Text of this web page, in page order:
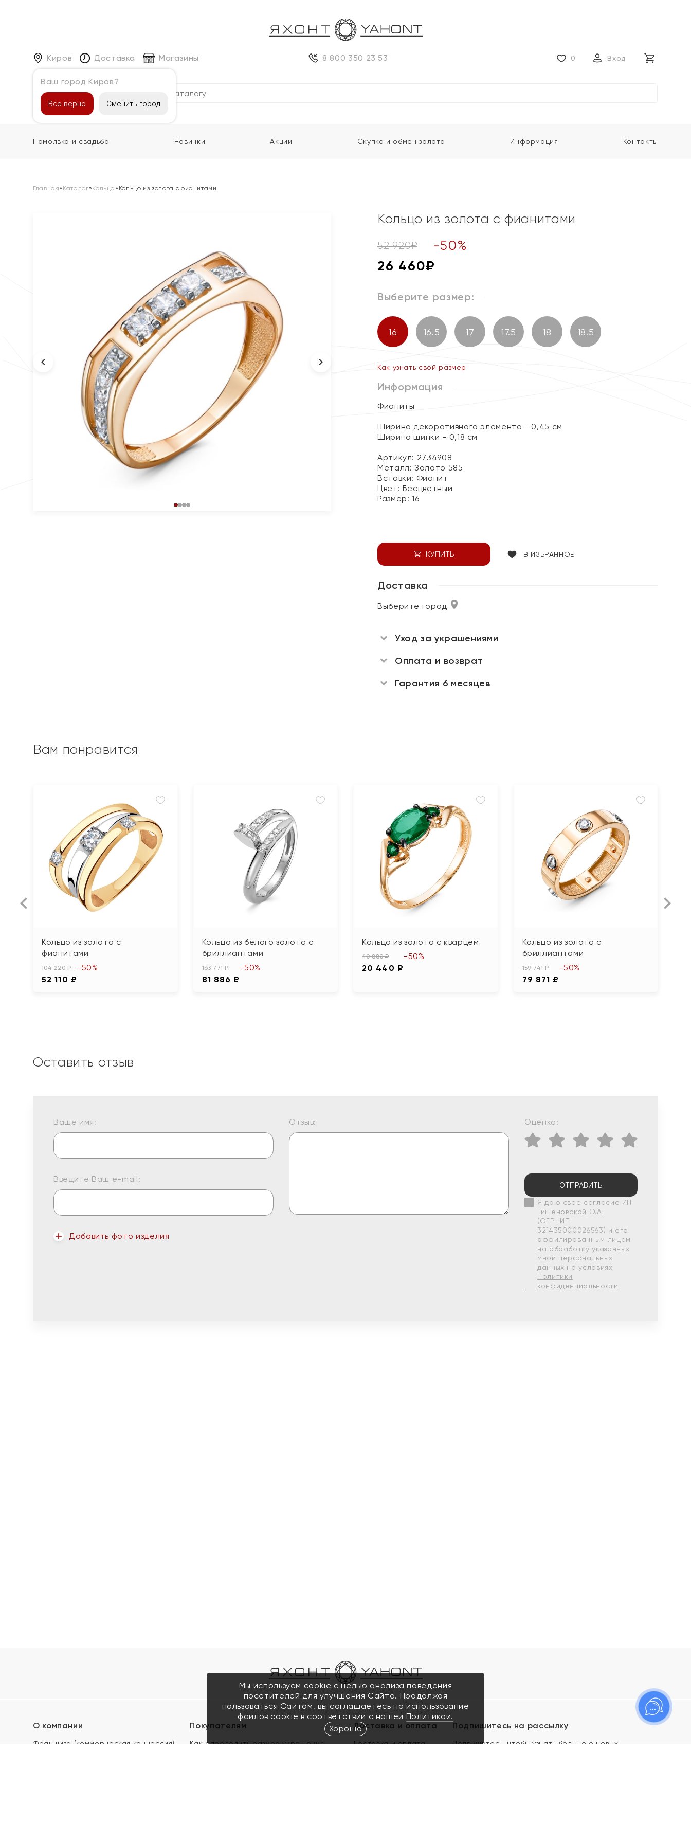
Киров
Ваш город Киров?
Все верно Сменить город
Доставка Магазины 8 800 350 23 53 0 Вход
Каталог
Помолвка и свадьба Новинки Акции Скупка и обмен золота Информация Контакты
Главная» Каталог»Кольца » Кольцо из золота с фианитами
Кольцо из золота с фианитами
52 920₽ -50%
26 460₽
Выберите размер:
16 16.5 17 17.5 18 18.5
Как узнать свой размер
Информация
Фианиты
Ширина декоративного элемента - 0,45 см
Ширина шинки - 0,18 см
Артикул: 2734908
Металл:Золото 585
Вставки: Фианит
Цвет: Бесцветный
Размер:16
КУПИТЬ В ИЗБРАННОЕ
Доставка
Выберите город
Уход за украшениями
Оплата и возврат
Гарантия 6 месяцев
Вам понравится
Кольцо из золота с
фианитами
104 220 ₽
52 110 ₽
-50%
Кольцо из белого золота с
бриллиантами
163 771 ₽
81 886 ₽
-50%
Кольцо из золота с кварцем
40 880 ₽
20 440 ₽
-50%
Кольцо из золота с
бриллиантами
159 741 ₽
79 871 ₽
-50%
Оставить отзыв
Ваше имя:
Введите Ваш e-mail:
Добавить фото изделия
Отзыв: Оценка:
ОТПРАВИТЬ
Я даю свое согласие ИП
Тишеновской О.А.
(ОГРНИП
321435000026563) и его
аффилированным лицам
на обработку указанных
мной персональных
данных на условиях
Политики
конфиденциальности
О компании
Франшиза (коммерческая концессия)
Покупателям
Как определить размер украшения
Доставка и оплата
Доставка и оплата
Подпишитесь на рассылку
Подпишитесь, чтобы узнать больше о новых
Мы используем cookie с целью анализа поведения
посетителей для улучшения Сайта. Продолжая
пользоваться Сайтом, вы соглашаетесь на использование
файлов cookie в соответствии с нашей Политикой.
Хорошо